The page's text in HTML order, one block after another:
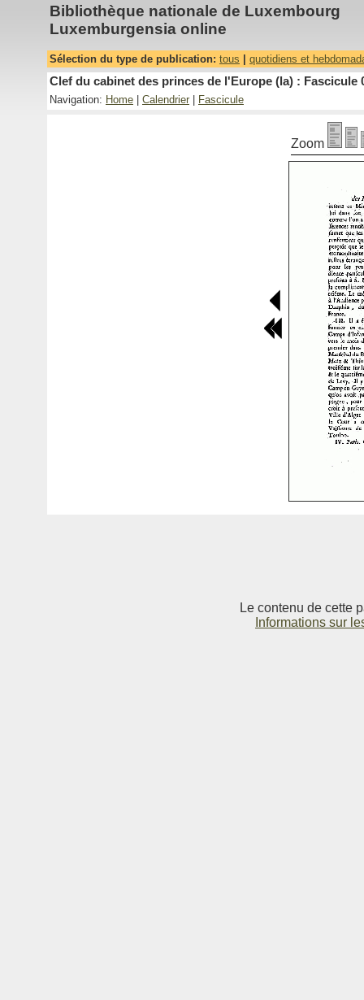
Bibliothèque nationale de Luxembourg
Luxemburgensia online
Sélection du type de publication: tous quotidiens et
Clef du cabinet des princes de l'Europe (la) : Fascicule
Navigation: Home Calendrier Fascicule
Zoom
Le contenu de cette
Informations sur